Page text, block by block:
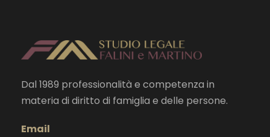
Dal 1989 professionalità e competenza in
materia di diritto di famiglia e delle persone.
Email